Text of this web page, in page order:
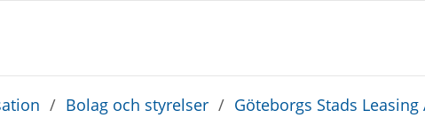
/ Bolag och styrelser / Göteborgs Stads Leasing